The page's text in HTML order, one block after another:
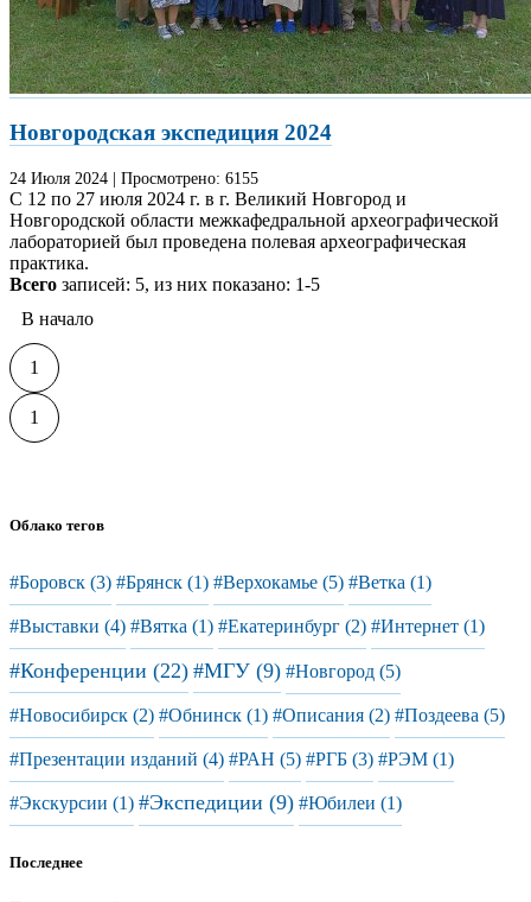
Новгородская экспедиция 2024
24 Июля 2024 | Просмотрено: 6155
С 12 по 27 июля 2024 г. в г. Великий Новгород и
Новгородской области межкафедральной археографической
лабораторией был проведена полевая археографическая
практика.
Всего записей: 5, из них показано: 1-5
В начало
1
1
Облако тегов
#Боровск (3) #Брянск (1) #Верхокамье (5) #Ветка (1)
#Выставки (4) #Вятка (1) #Екатеринбург (2) #Интернет (1)
#Конференции (22) #МГУ (9) #Новгород (5)
#Новосибирск (2) #Обнинск (1) #Описания (2) #Поздеева (5)
#Презентации изданий (4) #РАН (5) #РГБ (3) #РЭМ (1)
#Экскурсии (1) #Экспедиции (9) #Юбилеи (1)
Последнее